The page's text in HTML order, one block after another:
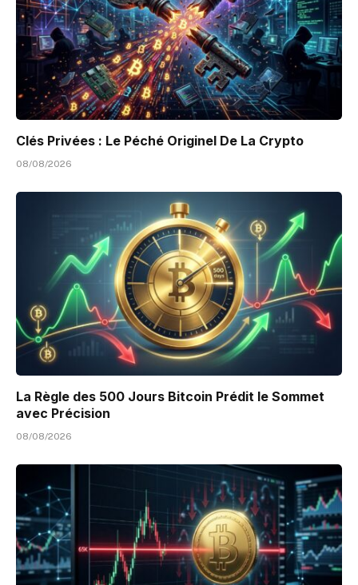
Clés Privées : Le Péché Originel De La Crypto
08/08/2026
La Règle des 500 Jours Bitcoin Prédit le Sommet
avec Précision
08/08/2026